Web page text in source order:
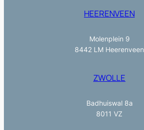
HEERENVEEN
Molenplein 9
8442 LM Heerenveen
ZWOLLE
Badhuiswal 8a
8011 VZ